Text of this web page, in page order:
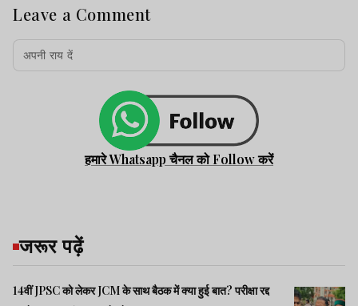
Leave a Comment
हमारे Whatsapp चैनल को Follow करें
जरूर पढ़ें
14वीं JPSC को लेकर JCM के साथ बैठक में क्या हुई बात? परीक्षा रद्द